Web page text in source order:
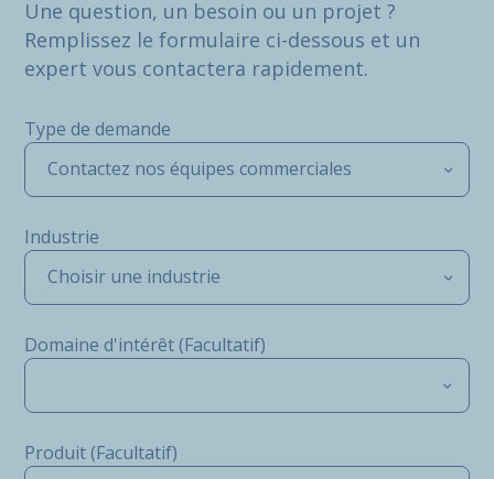
Une question, un besoin ou un projet ?
Remplissez le formulaire ci-dessous et un
expert vous contactera rapidement.
Type de demande
Contactez nos équipes commerciales
Industrie
Choisir une industrie
Domaine d'intérêt (Facultatif)
Produit (Facultatif)